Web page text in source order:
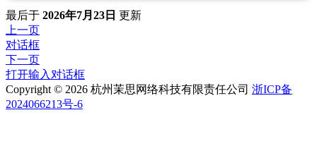
最后于 2026年7月23日 更新
上一页
对话框
下一页
打开输入对话框
Copyright © 2026 杭州茉思网络科技有限责任公司 浙ICP备
2024066213号-6